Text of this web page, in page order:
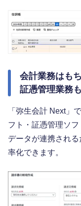
会計業務はも
証憑管理業務
「弥生会計 Next」
フト・証憑管理ソ
データが連携され
率化できます。